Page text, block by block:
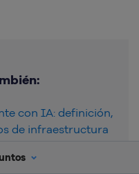
con IA: definición,
de infraestructura